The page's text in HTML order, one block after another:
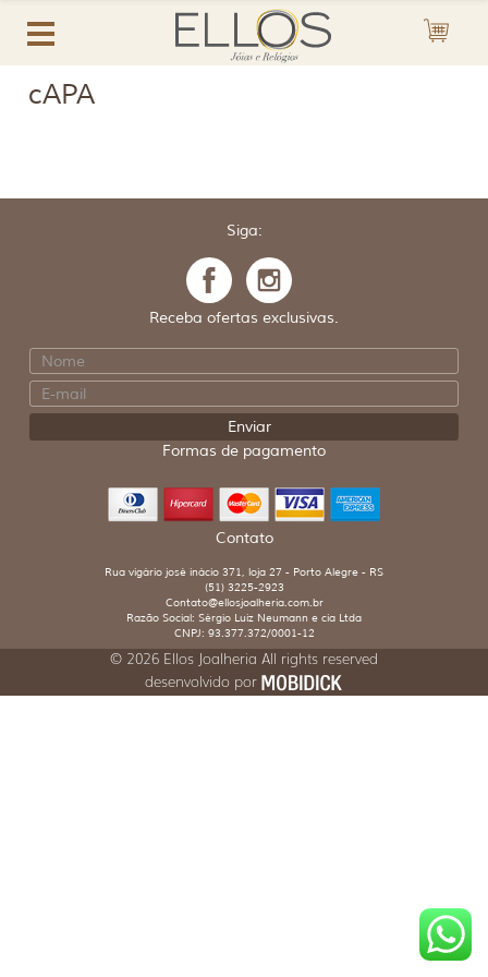
cAPA
© 2026 Ellos Joalheria All rights reserved
desenvolvido por
Siga:
Receba ofertas exclusivas.
Formas de pagamento
Contato
Rua vigário josé inácio 371, loja 27 - Porto Alegre - RS
(51) 3225-2923
Contato@ellosjoalheria.com.br
Razão Social: Sérgio Luiz Neumann e cia Ltda
CNPJ: 93.377.372/0001-12